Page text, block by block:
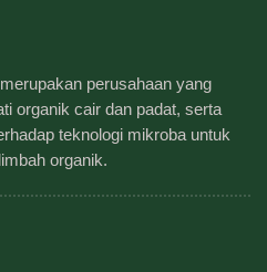
perusahaan yang
organik cair dan padat, serta
teknologi mikroba untuk
organik.